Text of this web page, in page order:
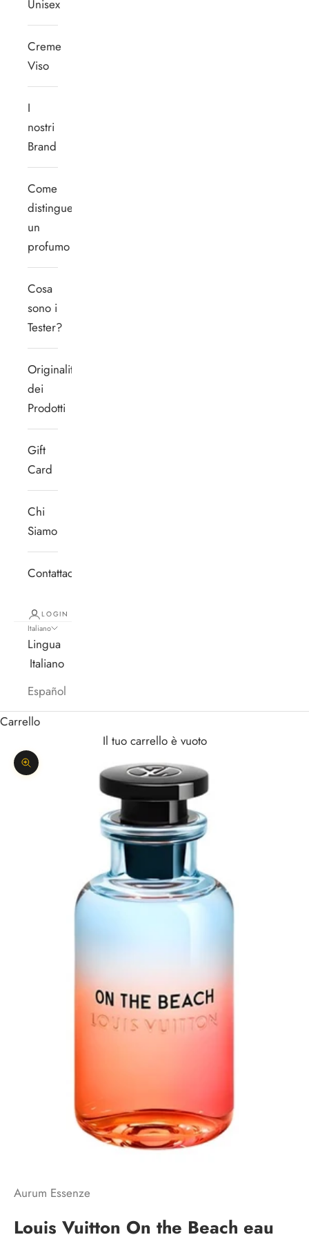
Unisex
Creme
Viso
I
nostri
Brand
Come
distinguere
un
profumo
Cosa
sono i
Tester?
Originalità
dei
Prodotti
Gift
Card
Chi
Siamo
Contattaci
LOGIN
Italiano
Lingua
Italiano
Español
Carrello
Il tuo carrello è vuoto
Ingrandisci immagine
Aurum Essenze
Louis Vuitton On the Beach eau